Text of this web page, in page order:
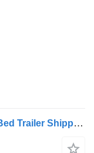
Titan 4 Axle 80 Tons Container Flat Bed Trailer Shipped to Tanzania